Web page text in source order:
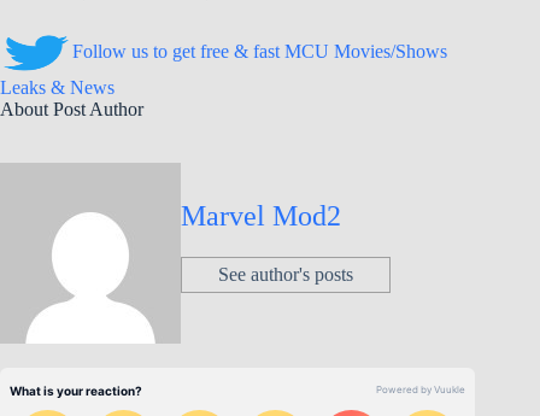
Follow us to get free & fast MCU Movies/Shows
Leaks & News
About Post Author
Marvel Mod2
See author's posts